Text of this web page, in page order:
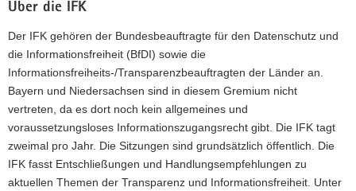
Über die IFK
Der IFK gehören der Bundesbeauftragte für den Datenschutz und
die Informationsfreiheit (BfDI) sowie die
Informationsfreiheits-/Transparenzbeauftragten der Länder an.
Bayern und Niedersachsen sind in diesem Gremium nicht
vertreten, da es dort noch kein allgemeines und
voraussetzungsloses Informationszugangsrecht gibt. Die IFK tagt
zweimal pro Jahr. Die Sitzungen sind grundsätzlich öffentlich. Die
IFK fasst Entschließungen und Handlungsempfehlungen zu
aktuellen Themen der Transparenz und Informationsfreiheit. Unter